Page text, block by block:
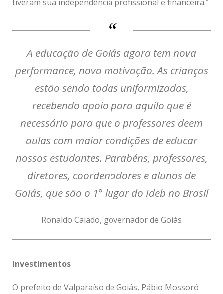
tiveram sua independência profissional e financeira.”
A educação de Goiás agora tem nova
performance, nova motivação. As crianças
estão sendo todas uniformizadas,
recebendo apoio para aquilo que é
necessário para que o professores deem
aulas com maior condições de educar
nossos estudantes. Parabéns, professores,
diretores, coordenadores e alunos de
Goiás, que são o 1° lugar do Ideb no Brasil
Ronaldo Caiado, governador de Goiás
Investimentos
O prefeito de Valparaíso de Goiás, Pábio Mossoró